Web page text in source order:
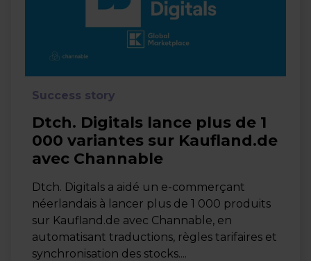
Success story
Dtch. Digitals lance plus de 1
000 variantes sur Kaufland.de
avec Channable
Dtch. Digitals a aidé un e-commerçant
néerlandais à lancer plus de 1 000 produits
sur Kaufland.de avec Channable, en
automatisant traductions, règles tarifaires et
synchronisation des stocks....